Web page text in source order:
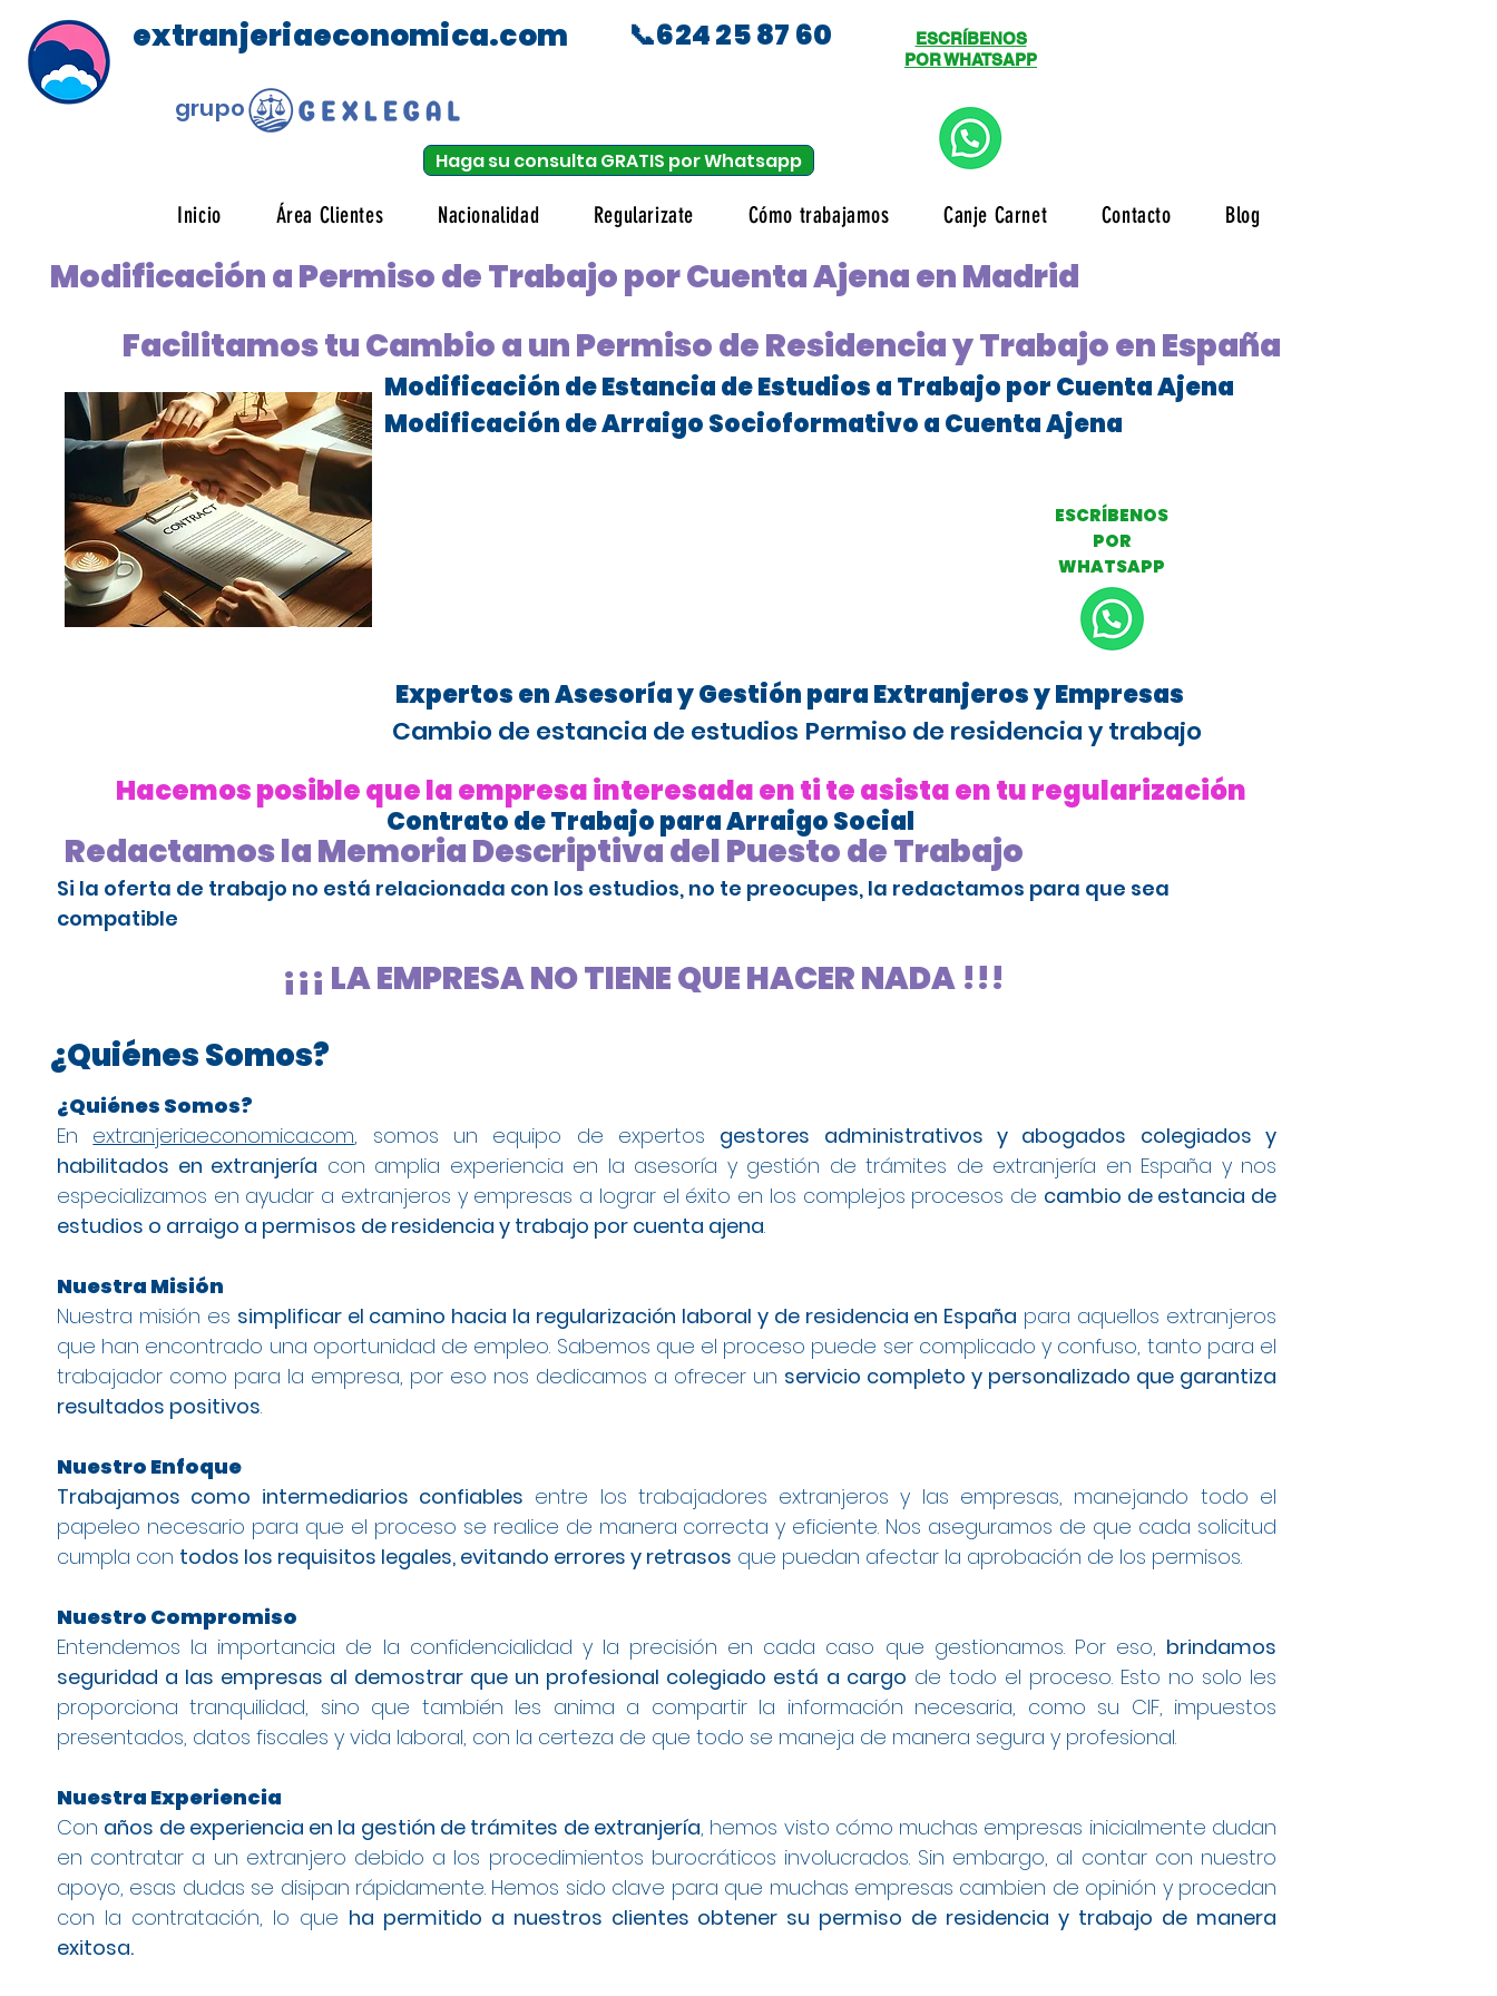
extranjeriaeconomica.com
grupo
📞624 25 87 60
Haga su consulta GRATIS por Whatsapp
ESCRÍBENOS
POR WHATSAPP
Inicio Área Clientes Nacionalidad Regularizate Cómo trabajamos Canje Carnet Contacto Blog
Modificación a Permiso de Trabajo por Cuenta Ajena en Madrid
Facilitamos tu Cambio a un Permiso de Residencia y Trabajo en España
Modificación de Estancia de Estudios a Trabajo por Cuenta Ajena
ESCRÍBENOS
POR
WHATSAPP
Modificación de Arraigo Socioformativo a Cuenta Ajena
Expertos en Asesoría y Gestión para Extranjeros y Empresas
Cambio de estancia de estudios Permiso de residencia y trabajo
Contrato de Trabajo para Arraigo Social
Hacemos posible que la empresa interesada en ti te asista en tu regularización
Redactamos la Memoria Descriptiva del Puesto de Trabajo
Si la oferta de trabajo no está relacionada con los estudios, no te preocupes, la redactamos para que sea
compatible
¡¡¡ LA EMPRESA NO TIENE QUE HACER NADA !!!
¿Quiénes Somos?
¿Quiénes Somos?
En extranjeriaeconomica.com, somos un equipo de expertos gestores administrativos y abogados colegiados y
habilitados en extranjería con amplia experiencia en la asesoría y gestión de trámites de extranjería en España y nos
especializamos en ayudar a extranjeros y empresas a lograr el éxito en los complejos procesos de cambio de estancia de
estudios o arraigo a permisos de residencia y trabajo por cuenta ajena.
Nuestra Misión
Nuestra misión es simplificar el camino hacia la regularización laboral y de residencia en España para aquellos extranjeros
que han encontrado una oportunidad de empleo. Sabemos que el proceso puede ser complicado y confuso, tanto para el
trabajador como para la empresa, por eso nos dedicamos a ofrecer un servicio completo y personalizado que garantiza
resultados positivos.
Nuestro Enfoque
Trabajamos como intermediarios confiables entre los trabajadores extranjeros y las empresas, manejando todo el
papeleo necesario para que el proceso se realice de manera correcta y eficiente. Nos aseguramos de que cada solicitud
cumpla con todos los requisitos legales, evitando errores y retrasos que puedan afectar la aprobación de los permisos.
Nuestro Compromiso
Entendemos la importancia de la confidencialidad y la precisión en cada caso que gestionamos. Por eso, brindamos
seguridad a las empresas al demostrar que un profesional colegiado está a cargo de todo el proceso. Esto no solo les
proporciona tranquilidad, sino que también les anima a compartir la información necesaria, como su CIF, impuestos
presentados, datos fiscales y vida laboral, con la certeza de que todo se maneja de manera segura y profesional.
Nuestra Experiencia
Con años de experiencia en la gestión de trámites de extranjería, hemos visto cómo muchas empresas inicialmente dudan
en contratar a un extranjero debido a los procedimientos burocráticos involucrados. Sin embargo, al contar con nuestro
apoyo, esas dudas se disipan rápidamente. Hemos sido clave para que muchas empresas cambien de opinión y procedan
con la contratación, lo que ha permitido a nuestros clientes obtener su permiso de residencia y trabajo de manera
exitosa.